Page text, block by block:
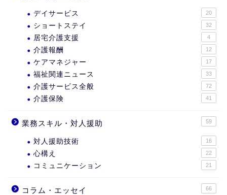
デイサービス 20
ショートステイ 32
居宅介護支援 4
介護報酬 12
ケアマネジャー 17
福祉関連ニュース 33
介護サービス全般 72
介護保険 41
業務スキル・対人援助 59
対人援助技術 16
心構え 22
コミュニケーション 21
コラム・エッセイ 66